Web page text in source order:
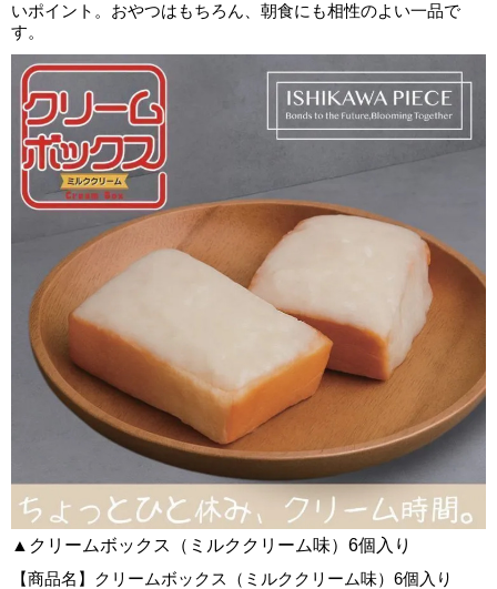
いポイント。おやつはもちろん、朝食にも相性のよい一品で
す。
▲クリームボックス（ミルククリーム味）6個入り
【商品名】クリームボックス（ミルククリーム味）6個入り